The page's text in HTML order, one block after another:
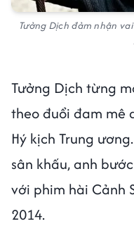
Tưởng Dịch đảm nhận
Tưởng Dịch từng
theo đuổi đam mê
Hý kịch Trung
sân khấu, anh
với phim hài Cảnh
2014.